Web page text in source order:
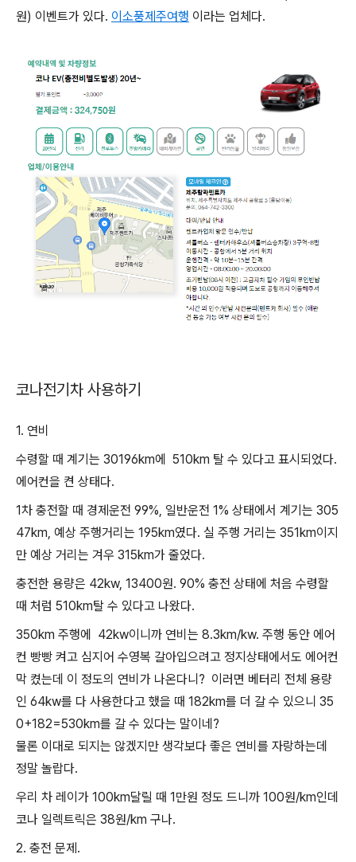
원) 이벤트가 있다. 이소풍제주여행 이라는 업체다.
코나전기차 사용하기
1. 연비
수령할 때 계기는 30196km에 510km 탈 수 있다고 표시되었다.
에어컨을 켠 상태다.
1차 충전할 때 경제운전 99%, 일반운전 1% 상태에서 계기는 305
47km, 예상 주행거리는 195km였다. 실 주행 거리는 351km이지
만 예상 거리는 겨우 315km가 줄었다.
충전한 용량은 42kw, 13400원. 90% 충전 상태에 처음 수령할
때 처럼 510km탈 수 있다고 나왔다.
350km 주행에 42kw이니까 연비는 8.3km/kw. 주행 동안 에어
컨 빵빵 켜고 심지어 수영복 갈아입으려고 정지상태에서도 에어컨
막 켰는데 이 정도의 연비가 나온다니? 이러면 베터리 전체 용량
인 64kw를 다 사용한다고 했을 때 182km를 더 갈 수 있으니 35
0+182=530km를 갈 수 있다는 말이네?
물론 이대로 되지는 않겠지만 생각보다 좋은 연비를 자랑하는데
정말 놀랍다.
우리 차 레이가 100km달릴 때 1만원 정도 드니까 100원/km인데
코나 일렉트릭은 38원/km 구나.
2. 충전 문제.